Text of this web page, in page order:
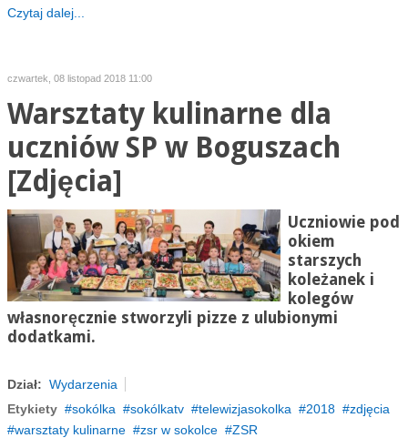
Czytaj dalej...
czwartek, 08 listopad 2018 11:00
Warsztaty kulinarne dla
uczniów SP w Boguszach
[Zdjęcia]
Uczniowie pod
okiem
starszych
koleżanek i
kolegów
własnoręcznie stworzyli pizze z ulubionymi
dodatkami.
Dział: Wydarzenia
Etykiety
sokólka sokólkatv telewizjasokolka 2018
zdjęcia
warsztaty kulinarne
zsr w sokolce
ZSR